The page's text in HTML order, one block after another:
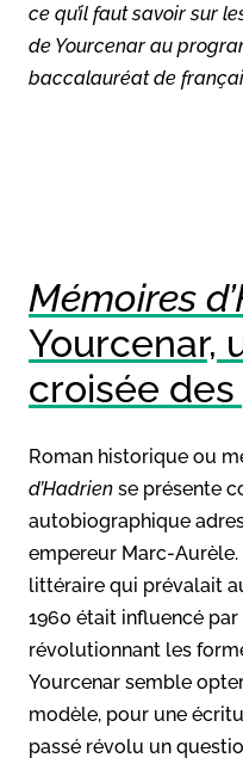
ce qu’il faut savoir sur
de Yourcenar au
baccalauréat de
Mémoires
Yourcenar,
croisée
Roman historique ou
d’Hadrien se présente
autobiographique
empereur Marc-
littéraire qui prévalait
1960 était influencé
révolutionnant les
Yourcenar semble
modèle, pour une
passé révolu un